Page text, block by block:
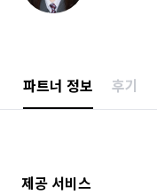
파트너 정보 후기
제공 서비스